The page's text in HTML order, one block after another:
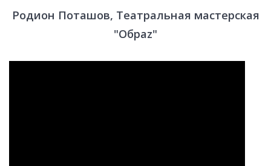
Родион Поташов, Театральная мастерская
"Обраz"